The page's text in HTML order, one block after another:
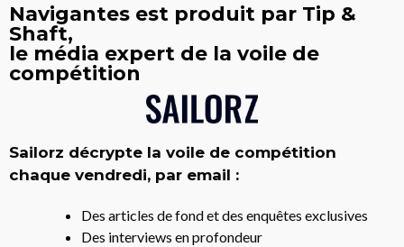
Navigantes est produit par Tip &
Shaft,
le média expert de la voile de
compétition
Sailorz décrypte la voile de compétition
chaque vendredi, par email :
Des articles de fond et des enquêtes exclusives
Des interviews en profondeur